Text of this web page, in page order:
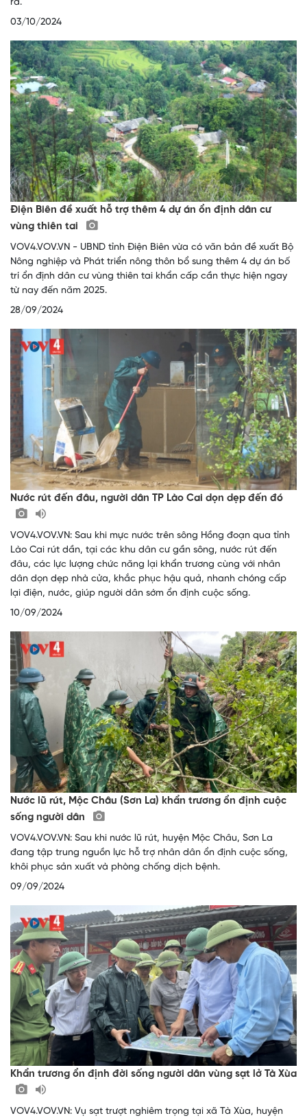
ra.
03/10/2024
Điện Biên đề xuất hỗ trợ thêm 4 dự án ổn định dân cư
vùng thiên tai
VOV4.VOV.VN - UBND tỉnh Điện Biên vừa có văn bản đề xuất Bộ
Nông nghiệp và Phát triển nông thôn bổ sung thêm 4 dự án bố
trí ổn định dân cư vùng thiên tai khẩn cấp cần thực hiện ngay
từ nay đến năm 2025.
28/09/2024
Nước rút đến đâu, người dân TP Lào Cai dọn dẹp đến đó
VOV4.VOV.VN: Sau khi mực nước trên sông Hồng đoạn qua tỉnh
Lào Cai rút dần, tại các khu dân cư gần sông, nước rút đến
đâu, các lực lượng chức năng lại khẩn trương cùng với nhân
dân dọn dẹp nhà cửa, khắc phục hậu quả, nhanh chóng cấp
lại điện, nước, giúp người dân sớm ổn định cuộc sống.
10/09/2024
Nước lũ rút, Mộc Châu (Sơn La) khẩn trương ổn định cuộc
sống người dân
VOV4.VOV.VN: Sau khi nước lũ rút, huyện Mộc Châu, Sơn La
đang tập trung nguồn lực hỗ trợ nhân dân ổn định cuộc sống,
khôi phục sản xuất và phòng chống dịch bệnh.
09/09/2024
Khẩn trương ổn định đời sống người dân vùng sạt lở Tà Xùa
VOV4.VOV.VN: Vụ sạt trượt nghiêm trọng tại xã Tà Xùa, huyện